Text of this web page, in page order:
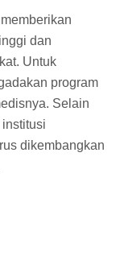
dan
Untuk
program
Selain
dikembangkan